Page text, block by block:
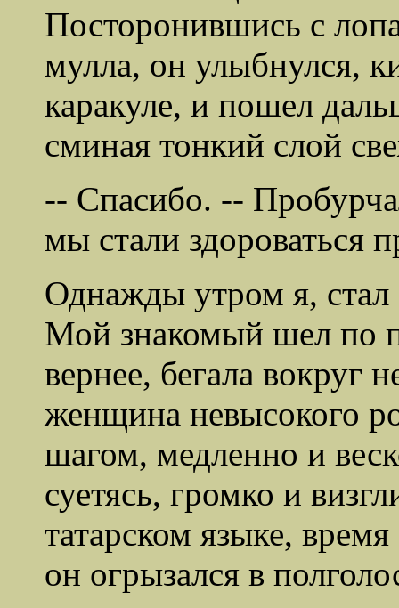
Посторонившись с
мулла, он улыбнулся,
каракуле, и пошел
сминая тонкий слой
-- Спасибо. --
мы стали здороваться
Однажды утром я, стал
Мой знакомый шел по
вернее, бегала вокруг
женщина невысокого
шагом, медленно и
суетясь, громко и
татарском языке,
он огрызался в